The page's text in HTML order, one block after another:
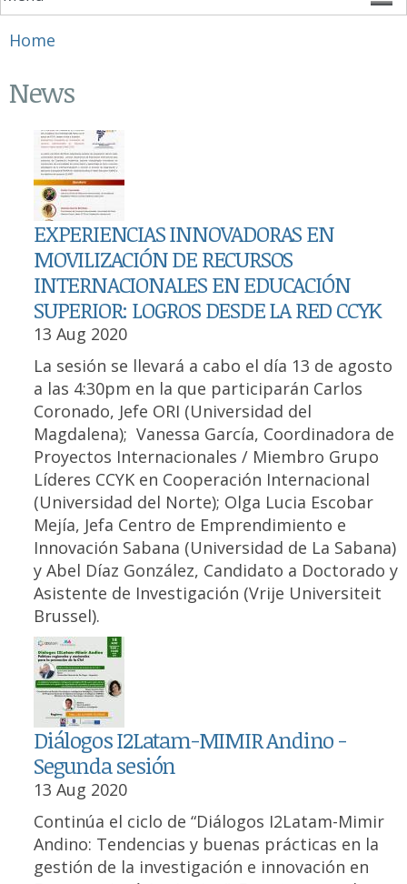
You are here
Home
News
EXPERIENCIAS INNOVADORAS EN
MOVILIZACIÓN DE RECURSOS
INTERNACIONALES EN EDUCACIÓN
SUPERIOR: LOGROS DESDE LA RED CCYK
13 Aug 2020
La sesión se llevará a cabo el día 13 de agosto
a las 4:30pm en la que participarán Carlos
Coronado, Jefe ORI (Universidad del
Magdalena); Vanessa García, Coordinadora de
Proyectos Internacionales / Miembro Grupo
Líderes CCYK en Cooperación Internacional
(Universidad del Norte); Olga Lucia Escobar
Mejía, Jefa Centro de Emprendimiento e
Innovación Sabana (Universidad de La Sabana)
y Abel Díaz González, Candidato a Doctorado y
Asistente de Investigación (Vrije Universiteit
Brussel).
Diálogos I2Latam-MIMIR Andino -
Segunda sesión
13 Aug 2020
Continúa el ciclo de “Diálogos I2Latam-Mimir
Andino: Tendencias y buenas prácticas en la
gestión de la investigación e innovación en